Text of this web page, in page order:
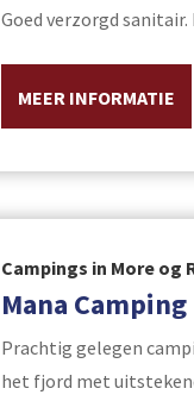
Goed verzorgd
MEER INFORMATIE
Campings in More og
Mana Camping
Prachtig gelegen
het fjord met